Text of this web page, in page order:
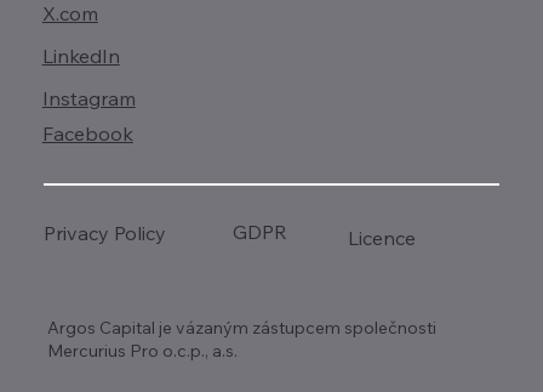
X.com
LinkedIn
Instagram
Facebook
Argos Capital je vázaným zástupcem společnosti
Mercurius Pro o.c.p., a.s.
Privacy Policy GDPR Licence